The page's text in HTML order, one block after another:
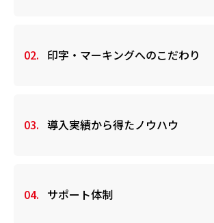
02. 印字・マーキングへのこだわり
03. 導入実績から得たノウハウ
04. サポート体制